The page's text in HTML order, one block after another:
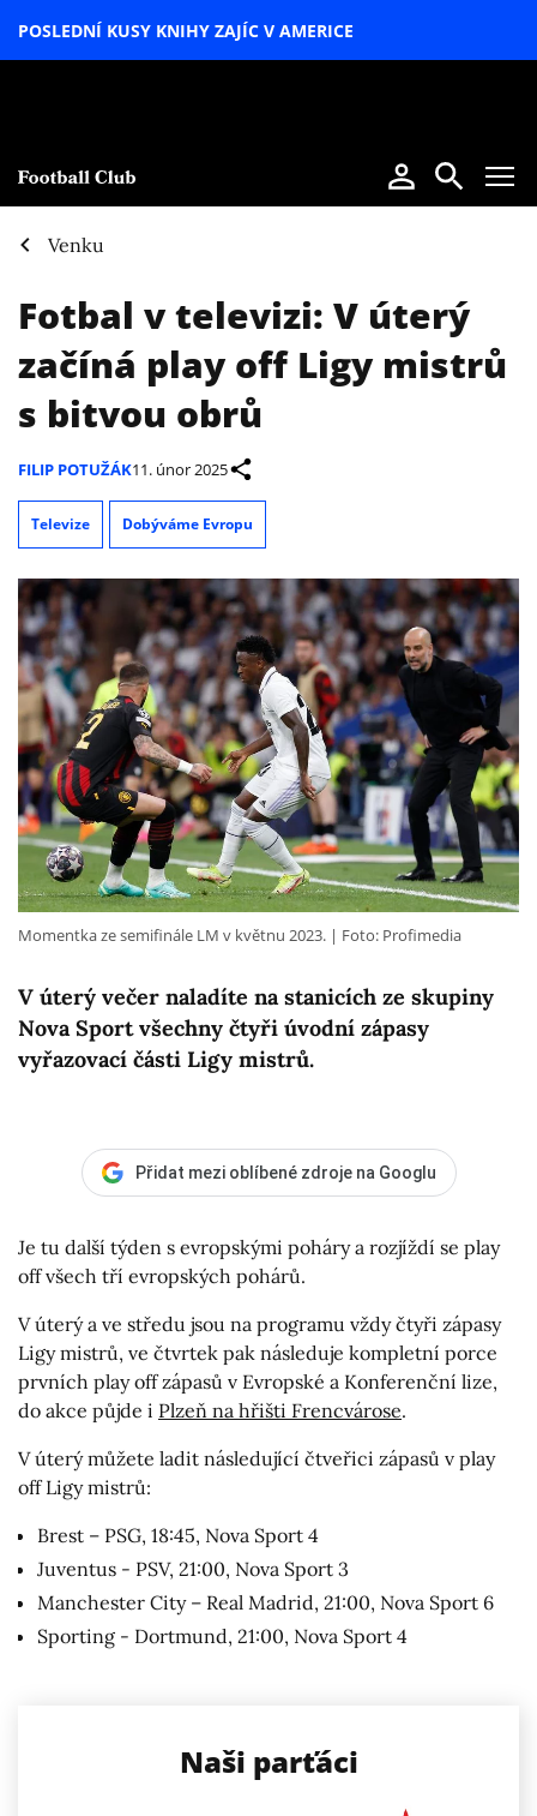
POSLEDNÍ KUSY KNIHY ZAJÍC V AMERICE
Venku
Fotbal v televizi: V úterý
začíná play off Ligy mistrů
s bitvou obrů
FILIP POTUŽÁK11. únor 2025
Televize Dobýváme Evropu
V úterý večer naladíte na stanicích ze skupiny
Nova Sport všechny čtyři úvodní zápasy
vyřazovací části Ligy mistrů.
Momentka ze semifinále LM v květnu 2023. Foto: Profimedia
Přidat mezi oblíbené zdroje na Googlu
Je tu další týden s evropskými poháry a rozjíždí se play
off všech tří evropských pohárů.
V úterý a ve středu jsou na programu vždy čtyři zápasy
Ligy mistrů, ve čtvrtek pak následuje kompletní porce
prvních play off zápasů v Evropské a Konferenční lize,
do akce půjde i Plzeň na hřišti Frencvárose.
V úterý můžete ladit následující čtveřici zápasů v play
off Ligy mistrů:
Brest – PSG, 18:45, Nova Sport 4
Juventus - PSV, 21:00, Nova Sport 3
Manchester City – Real Madrid, 21:00, Nova Sport 6
Sporting - Dortmund, 21:00, Nova Sport 4
Naši parťáci